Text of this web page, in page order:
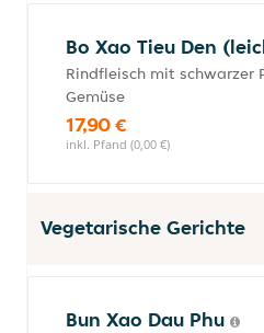
Bo Xao Tieu Den
Rindfleisch mit schwarzer
Gemüse
17,90 €
inkl. Pfand (0,00 €)
Vegetarische Gerichte
Bun Xao Dau Phu